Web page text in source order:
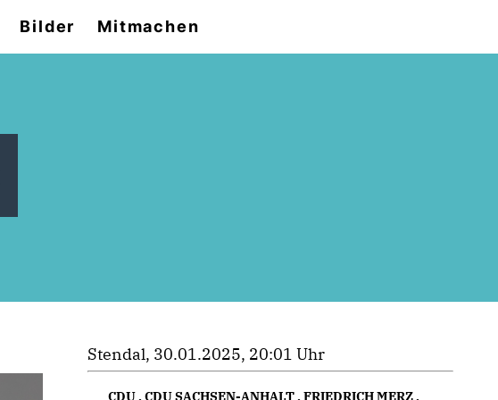
Bilder Mitmachen
Stendal, 30.01.2025, 20:01 Uhr
CDU,CDU SACHSEN-ANHALT,FRIEDRICH MERZ,